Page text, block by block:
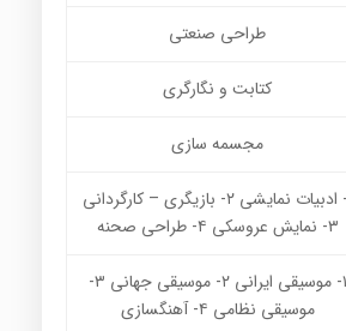
طراحی صنعتی
کتابت و نگارگری
مجسمه سازی
۱- ادبیات نمایشی ۲- بازیگری – کارگردانی
۳- نمایش عروسکی ۴- طراحی صحنه
۱- موسیقی ایرانی ۲- موسیقی جهانی ۳-
موسیقی نظامی ۴- آهنگسازی